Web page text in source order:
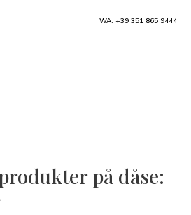
på dåse:
WA: +39 351 865 9444